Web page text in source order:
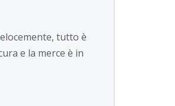
tutto è
e la merce è in